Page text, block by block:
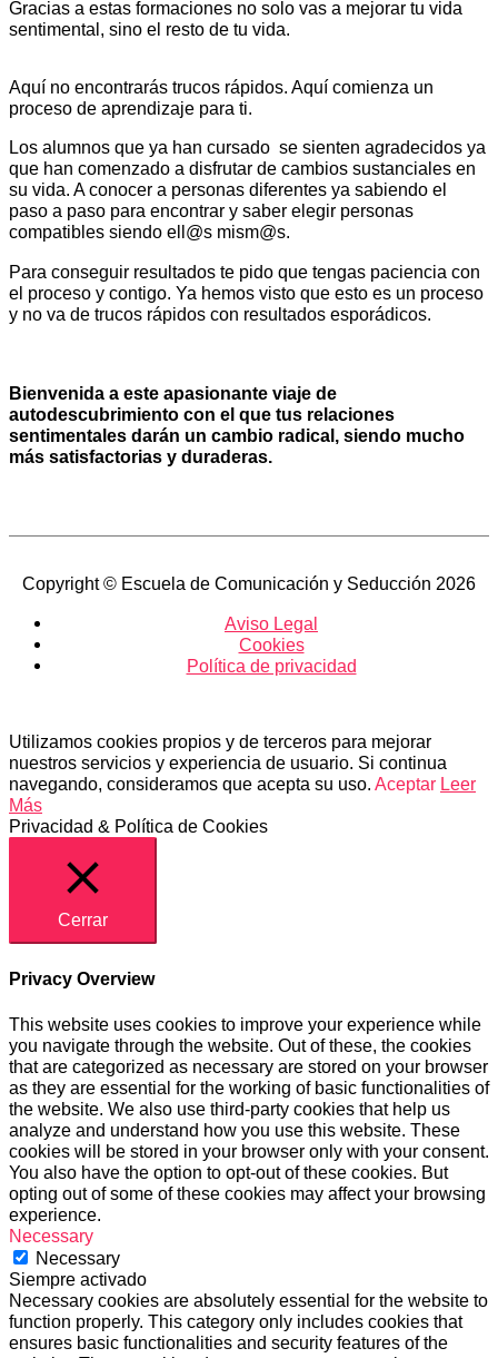
Gracias a estas formaciones no solo vas a mejorar tu vida
sentimental, sino el resto de tu vida.
Aquí no encontrarás trucos rápidos. Aquí comienza un
proceso de aprendizaje para ti.
Los alumnos que ya han cursado se sienten agradecidos ya
que han comenzado a disfrutar de cambios sustanciales en
su vida. A conocer a personas diferentes ya sabiendo el
paso a paso para encontrar y saber elegir personas
compatibles siendo ell@s mism@s.
Para conseguir resultados te pido que tengas paciencia con
el proceso y contigo. Ya hemos visto que esto es un proceso
y no va de trucos rápidos con resultados esporádicos.
Bienvenida a este apasionante viaje de
autodescubrimiento con el que tus relaciones
sentimentales darán un cambio radical, siendo mucho
más satisfactorias y duraderas.
Copyright © Escuela de Comunicación y Seducción 2026
Aviso Legal
Cookies
Política de privacidad
Utilizamos cookies propios y de terceros para mejorar
nuestros servicios y experiencia de usuario. Si continua
navegando, consideramos que acepta su uso. Aceptar Leer
Más
Privacidad & Política de Cookies
Cerrar
Privacy Overview
This website uses cookies to improve your experience while
you navigate through the website. Out of these, the cookies
that are categorized as necessary are stored on your browser
as they are essential for the working of basic functionalities of
the website. We also use third-party cookies that help us
analyze and understand how you use this website. These
cookies will be stored in your browser only with your consent.
You also have the option to opt-out of these cookies. But
opting out of some of these cookies may affect your browsing
experience.
Necessary
Necessary
Siempre activado
Necessary cookies are absolutely essential for the website to
function properly. This category only includes cookies that
ensures basic functionalities and security features of the